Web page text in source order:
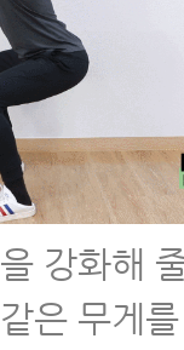
강화해
은 무게